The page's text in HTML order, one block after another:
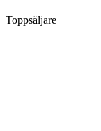
Toppsäljare